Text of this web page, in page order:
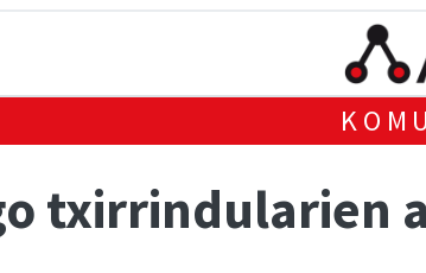
txirrindularien